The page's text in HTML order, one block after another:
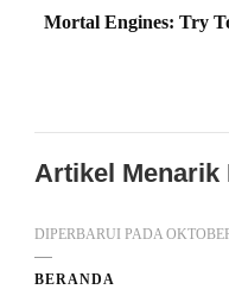
Mortal Engines: Try
Artikel Menarik
DIPERBARUI PADA
BERANDA